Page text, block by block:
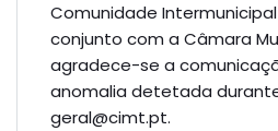
Comunidade
conjunto com a Câmara
agradece-se a
anomalia detetada
geral@​cimt.​pt.